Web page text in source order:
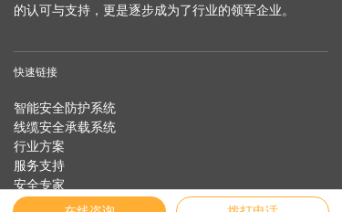
的认可与支持，更是逐步成为了行业的领军企业。
快速链接
智能安全防护系统
线缆安全承载系统
行业方案
服务支持
安全专家
关于纬诚